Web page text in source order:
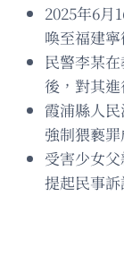
2025年6月
喚至福建
民警李某
後，對其
霞浦縣人
強制猥褻
受害少女
提起民事訴